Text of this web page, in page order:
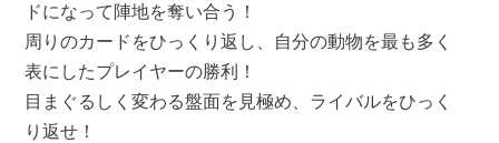
ドになって陣地を奪い合う！
周りのカードをひっくり返し、自分の動物を最も多く
表にしたプレイヤーの勝利！
目まぐるしく変わる盤面を見極め、ライバルをひっく
り返せ！